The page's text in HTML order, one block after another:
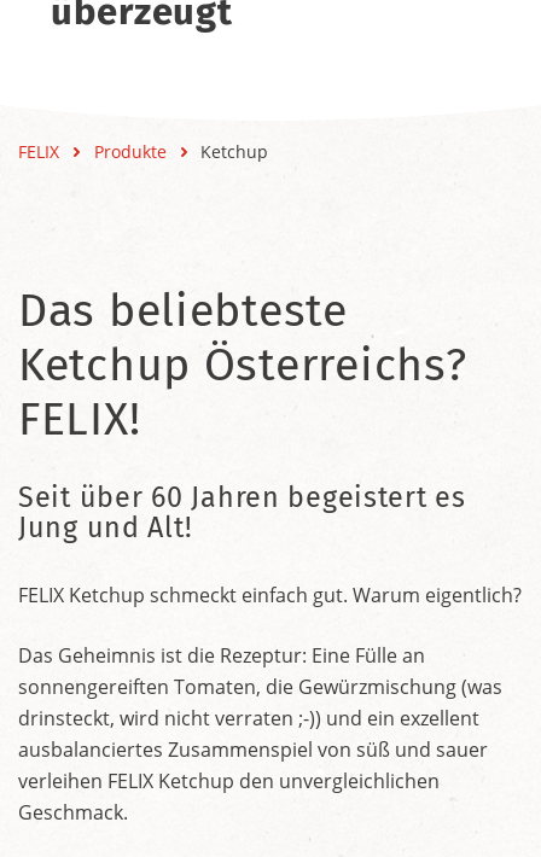
überzeugt
FELIX Produkte Ketchup
Das beliebteste
Ketchup Österreichs?
FELIX!
Seit über 60 Jahren begeistert es
Jung und Alt!
FELIX Ketchup schmeckt einfach gut. Warum eigentlich?
Das Geheimnis ist die Rezeptur: Eine Fülle an
sonnengereiften Tomaten, die Gewürzmischung (was
drinsteckt, wird nicht verraten ;-)) und ein exzellent
ausbalanciertes Zusammenspiel von süß und sauer
verleihen FELIX Ketchup den unvergleichlichen
Geschmack.